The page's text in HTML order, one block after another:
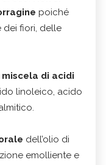
poiché
fiori, delle
miscela di acidi
linoleico, acido
dell’olio di
emolliente e